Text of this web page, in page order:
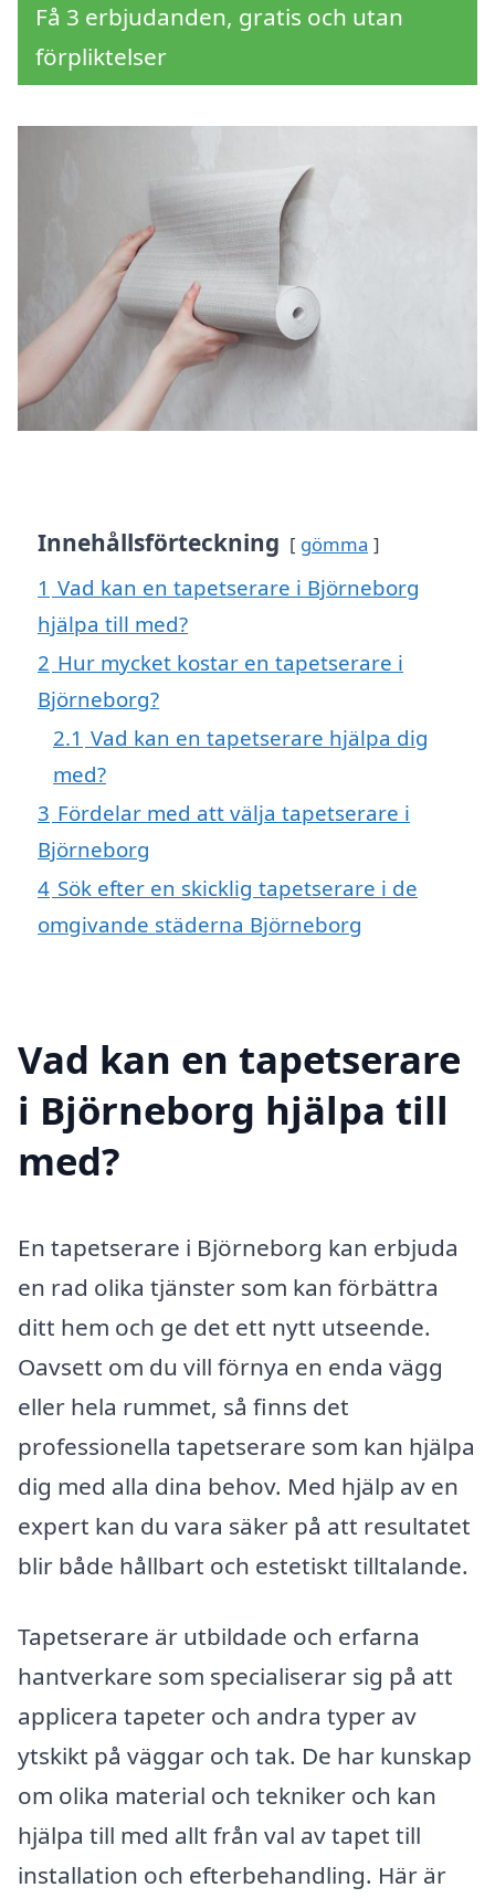
Få 3 erbjudanden, gratis och utan
förpliktelser
Innehållsförteckning gömma
1 Vad kan en tapetserare i Björneborg
hjälpa till med?
2 Hur mycket kostar en tapetserare i
Björneborg?
2.1 Vad kan en tapetserare hjälpa dig
med?
3 Fördelar med att välja tapetserare i
Björneborg
4 Sök efter en skicklig tapetserare i de
omgivande städerna Björneborg
Vad kan en tapetserare
i Björneborg hjälpa till
med?
En tapetserare i Björneborg kan erbjuda
en rad olika tjänster som kan förbättra
ditt hem och ge det ett nytt utseende.
Oavsett om du vill förnya en enda vägg
eller hela rummet, så finns det
professionella tapetserare som kan hjälpa
dig med alla dina behov. Med hjälp av en
expert kan du vara säker på att resultatet
blir både hållbart och estetiskt tilltalande.
Tapetserare är utbildade och erfarna
hantverkare som specialiserar sig på att
applicera tapeter och andra typer av
ytskikt på väggar och tak. De har kunskap
om olika material och tekniker och kan
hjälpa till med allt från val av tapet till
installation och efterbehandling. Här är